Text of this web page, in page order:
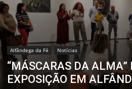
Alfândega da Fé Notícias
“MÁSCARAS DA ALMA”
EXPOSIÇÃO EM